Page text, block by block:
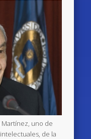
Martínez, uno de
de la